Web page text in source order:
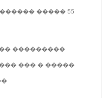
����� 55
���������
��� � �����